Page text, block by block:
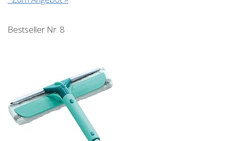
Bestseller Nr. 8